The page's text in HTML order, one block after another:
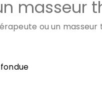
masseur
ou un